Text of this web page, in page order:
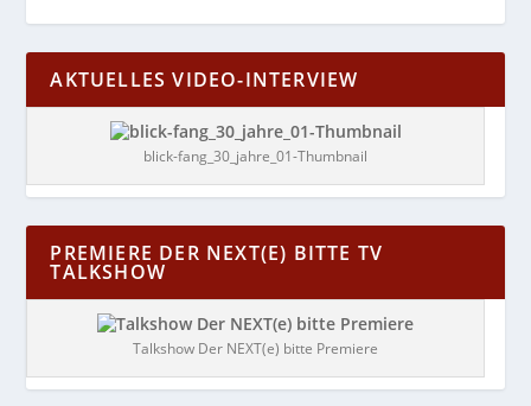
AKTUELLES VIDEO-INTERVIEW
blick-fang_30_jahre_01-Thumbnail
PREMIERE DER NEXT(E) BITTE TV
TALKSHOW
Talkshow Der NEXT(e) bitte Premiere